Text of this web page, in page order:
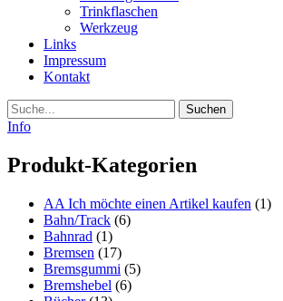
Trinkflaschen
Werkzeug
Links
Impressum
Kontakt
Suche
Info
Produkt-Kategorien
AA Ich möchte einen Artikel kaufen (1)
Bahn/Track (6)
Bahnrad (1)
Bremsen (17)
Bremsgummi (5)
Bremshebel (6)